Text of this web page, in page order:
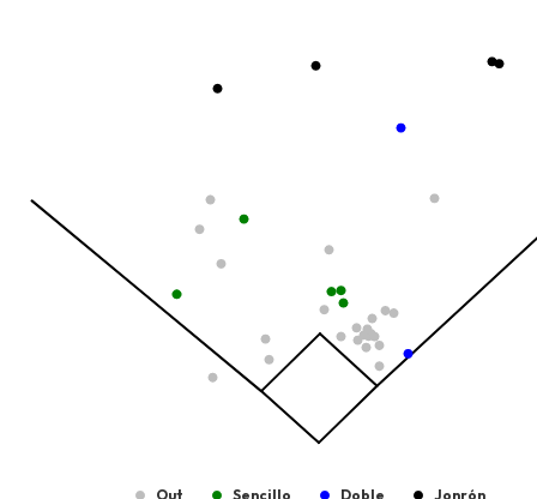
The chart has 1 X axis displaying values. Data ranges from -
Out Sencillo Doble Jonrón